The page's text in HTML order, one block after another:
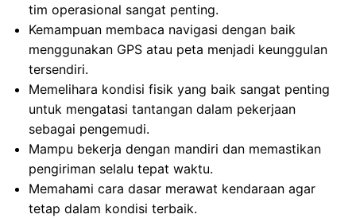
tim operasional sangat penting.
Kemampuan membaca navigasi dengan baik
menggunakan GPS atau peta menjadi keunggulan
tersendiri.
Memelihara kondisi fisik yang baik sangat penting
untuk mengatasi tantangan dalam pekerjaan
sebagai pengemudi.
Mampu bekerja dengan mandiri dan memastikan
pengiriman selalu tepat waktu.
Memahami cara dasar merawat kendaraan agar
tetap dalam kondisi terbaik.